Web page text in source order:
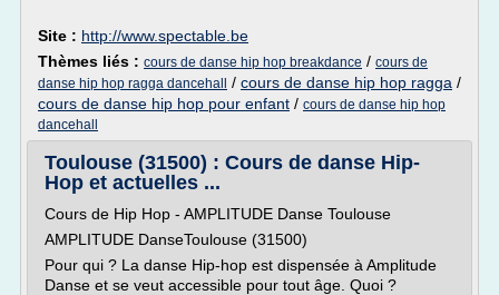
Site : http://www.spectable.be
Thèmes liés : cours de danse hip hop breakdance / cours de
danse hip hop ragga dancehall
/ cours de danse hip hop ragga /
cours de danse hip hop pour enfant / cours de danse hip hop
dancehall
Toulouse (31500) : Cours de danse Hip-
Hop et actuelles ...
Cours de Hip Hop - AMPLITUDE Danse Toulouse
AMPLITUDE DanseToulouse (31500)
Pour qui ? La danse Hip-hop est dispensée à Amplitude
Danse et se veut accessible pour tout âge. Quoi ?